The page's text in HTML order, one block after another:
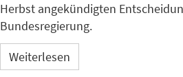
Herbst angekündigten
Bundesregierung.
Weiterlesen